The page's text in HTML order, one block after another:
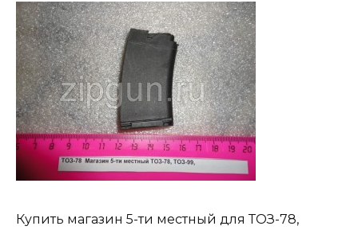
Купить магазин 5-ти местный для ТОЗ-78,